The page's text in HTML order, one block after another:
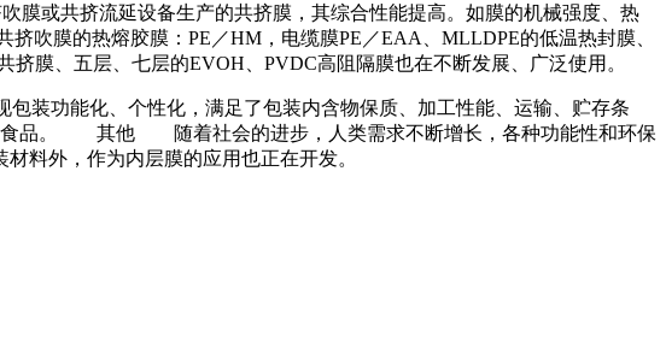
膜或共挤流延设备生产的共挤膜，其综合性能提高。如膜的机械强度、热
吹膜的热熔胶膜：PE／HM，电缆膜PE／EAA、MLLDPE的低温热封膜、
膜、五层、七层的EVOH、PVDC高阻隔膜也在不断发展、广泛使用。
装功能化、个性化，满足了包装内含物保质、加工性能、运输、贮存条
动食品。 其他 随着社会的进步，人类需求不断增长，各种功能性和环保
料外，作为内层膜的应用也正在开发。